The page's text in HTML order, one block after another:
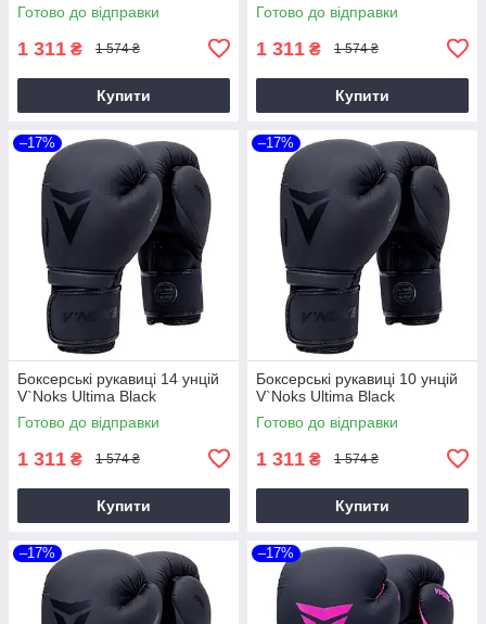
Готово до відправки
1 311 ₴ 1 574 ₴
Купити
Готово до відправки
1 311 ₴ 1 574 ₴
Купити
–17%
Боксерські рукавиці 14 унцій
V`Noks Ultima Black
Готово до відправки
1 311 ₴ 1 574 ₴
Купити
–17%
Боксерські рукавиці 10 унцій
V`Noks Ultima Black
Готово до відправки
1 311 ₴ 1 574 ₴
Купити
–17% –17%